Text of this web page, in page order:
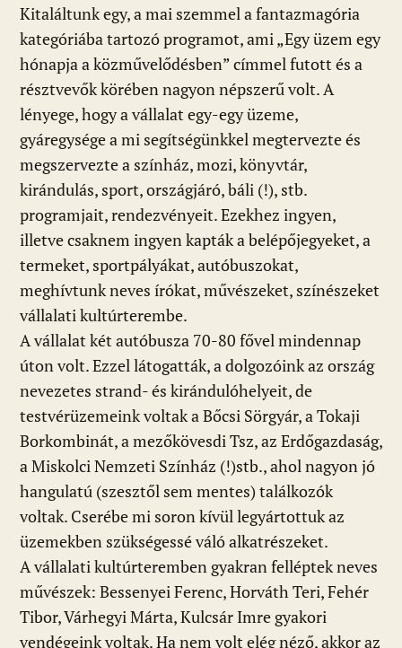
Kitaláltunk egy, a mai szemmel a fantazmagória
kategóriába tartozó programot, ami „Egy üzem egy
hónapja a közművelődésben” címmel futott és a
résztvevők körében nagyon népszerű volt. A
lényege, hogy a vállalat egy-egy üzeme,
gyáregysége a mi segítségünkkel megtervezte és
megszervezte a színház, mozi, könyvtár,
kirándulás, sport, országjáró, báli (!), stb.
programjait, rendezvényeit. Ezekhez ingyen,
illetve csaknem ingyen kapták a belépőjegyeket, a
termeket, sportpályákat, autóbuszokat,
meghívtunk neves írókat, művészeket, színészeket
vállalati kultúrterembe.
A vállalat két autóbusza 70-80 fővel mindennap
úton volt. Ezzel látogatták, a dolgozóink az ország
nevezetes strand- és kirándulóhelyeit, de
testvérüzemeink voltak a Bőcsi Sörgyár, a Tokaji
Borkombinát, a mezőkövesdi Tsz, az Erdőgazdaság,
a Miskolci Nemzeti Színház (!)stb., ahol nagyon jó
hangulatú (szesztől sem mentes) találkozók
voltak. Cserébe mi soron kívül legyártottuk az
üzemekben szükségessé váló alkatrészeket.
A vállalati kultúrteremben gyakran felléptek neves
művészek: Bessenyei Ferenc, Horváth Teri, Fehér
Tibor, Várhegyi Márta, Kulcsár Imre gyakori
vendégeink voltak. Ha nem volt elég néző, akkor az